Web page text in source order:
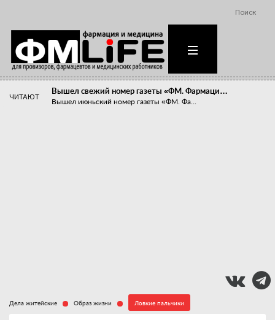
Поиск
ЧИТАЮТ
Вышел свежий номер газеты «ФМ. Фармаци…
Вышел июньский номер газеты «ФМ. Фа...
Дела житейские Образ жизни Ловкие пальчики